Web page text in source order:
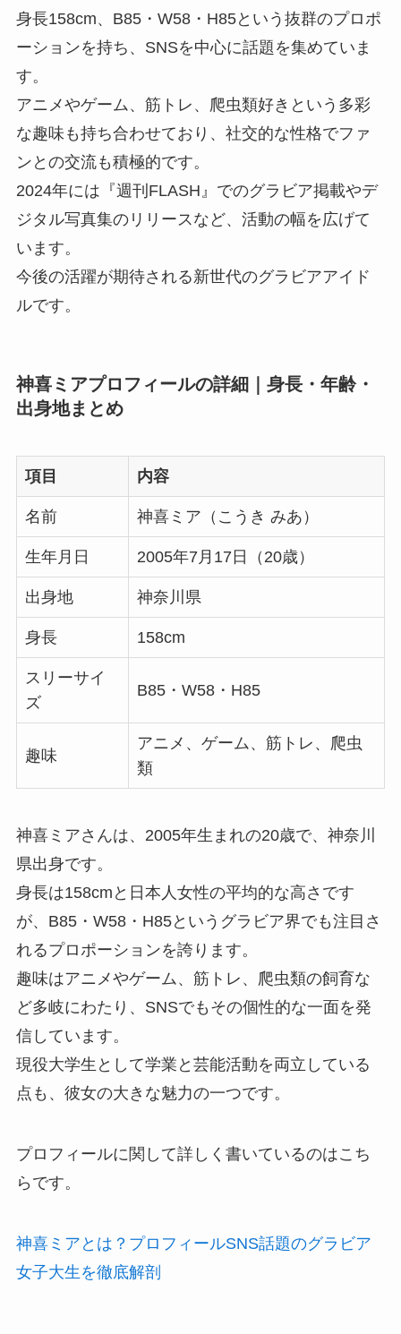
身長158cm、B85・W58・H85という抜群のプロポ
ーションを持ち、SNSを中心に話題を集めていま
す。
アニメやゲーム、筋トレ、爬虫類好きという多彩
な趣味も持ち合わせており、社交的な性格でファ
ンとの交流も積極的です。
2024年には『週刊FLASH』でのグラビア掲載やデ
ジタル写真集のリリースなど、活動の幅を広げて
います。
今後の活躍が期待される新世代のグラビアアイド
ルです。
神喜ミアプロフィールの詳細｜身長・年齢・
出身地まとめ
項目 内容
名前 神喜ミア（こうき みあ）
生年月日 2005年7月17日（20歳）
出身地 神奈川県
身長 158cm
スリーサイ
ズ
B85・W58・H85
趣味
アニメ、ゲーム、筋トレ、爬虫
類
神喜ミアさんは、2005年生まれの20歳で、神奈川
県出身です。
身長は158cmと日本人女性の平均的な高さです
が、B85・W58・H85というグラビア界でも注目さ
れるプロポーションを誇ります。
趣味はアニメやゲーム、筋トレ、爬虫類の飼育な
ど多岐にわたり、SNSでもその個性的な一面を発
信しています。
現役大学生として学業と芸能活動を両立している
点も、彼女の大きな魅力の一つです。
プロフィールに関して詳しく書いているのはこち
らです。
神喜ミアとは？プロフィールSNS話題のグラビア
女子大生を徹底解剖